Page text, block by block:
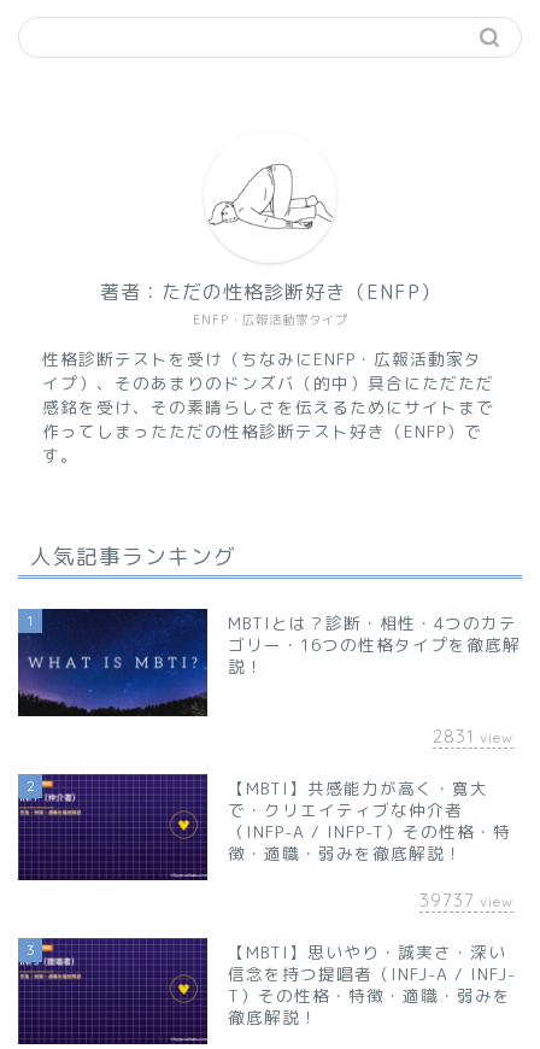
ENFP・広報活動家タイプ
著者：ただの性格診断好き（ENFP）
性格診断テストを受け（ちなみにENFP・広報活動家タ
イプ）、そのあまりのドンズバ（的中）具合にただただ
感銘を受け、その素晴らしさを伝えるためにサイトまで
作ってしまったただの性格診断テスト好き（ENFP）で
す。
人気記事ランキング
1
MBTIとは？診断・相性・4つのカテ
ゴリー・16つの性格タイプを徹底解
説！
2831 view
2
【MBTI】共感能力が高く・寛大
で・クリエイティブな仲介者
（INFP-A / INFP-T）その性格・特
徴・適職・弱みを徹底解説！
39737 view
3
【MBTI】思いやり・誠実さ・深い
信念を持つ提唱者（INFJ-A / INFJ-
T）その性格・特徴・適職・弱みを
徹底解説！